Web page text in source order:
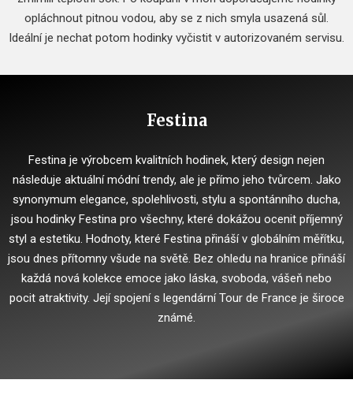
opláchnout pitnou vodou, aby se z nich smyla usazená sůl.
Ideální je nechat potom hodinky vyčistit v autorizovaném servisu.
Festina
Festina je výrobcem kvalitních hodinek, který design nejen
následuje aktuální módní trendy, ale je přímo jeho tvůrcem. Jako
synonymum elegance, spolehlivosti, stylu a spontánního ducha,
jsou hodinky Festina pro všechny, které dokážou ocenit příjemný
styl a estetiku. Hodnoty, které Festina přináší v globálním měřítku,
jsou dnes přítomny všude na světě. Bez ohledu na hranice přináší
každá nová kolekce emoce jako láska, svoboda, vášeň nebo
pocit atraktivity. Její spojení s legendární Tour de France je široce
známé.